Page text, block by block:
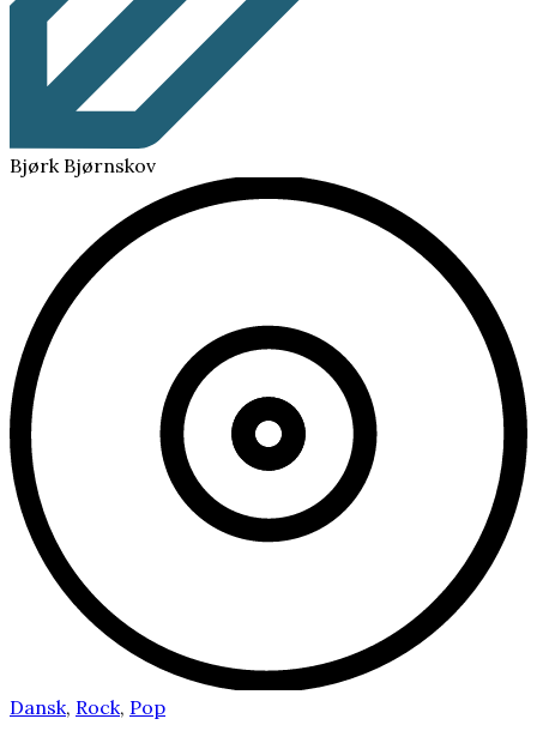
Bjørk Bjørnskov
Dansk, Rock, Pop